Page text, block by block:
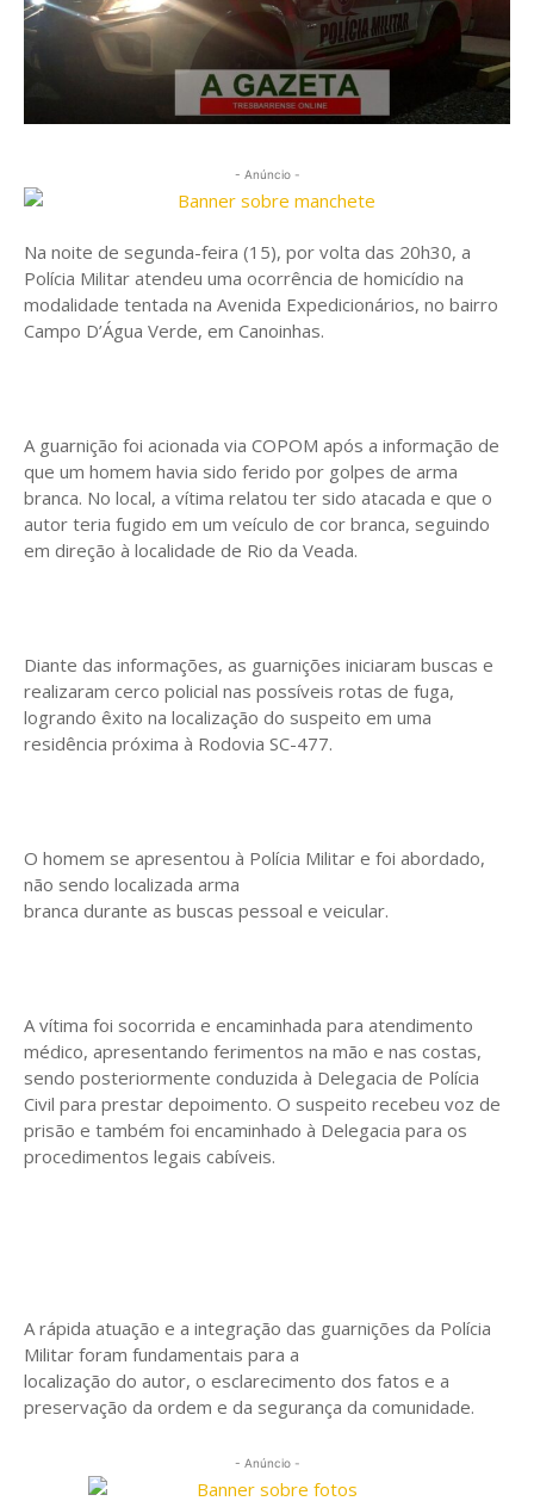
- Anúncio -
Na noite de segunda-feira (15), por volta das 20h30, a
Polícia Militar atendeu uma ocorrência de homicídio na
modalidade tentada na Avenida Expedicionários, no bairro
Campo D’Água Verde, em Canoinhas.
A guarnição foi acionada via COPOM após a informação de
que um homem havia sido ferido por golpes de arma
branca. No local, a vítima relatou ter sido atacada e que o
autor teria fugido em um veículo de cor branca, seguindo
em direção à localidade de Rio da Veada.
Diante das informações, as guarnições iniciaram buscas e
realizaram cerco policial nas possíveis rotas de fuga,
logrando êxito na localização do suspeito em uma
residência próxima à Rodovia SC-477.
O homem se apresentou à Polícia Militar e foi abordado,
não sendo localizada arma
branca durante as buscas pessoal e veicular.
A vítima foi socorrida e encaminhada para atendimento
médico, apresentando ferimentos na mão e nas costas,
sendo posteriormente conduzida à Delegacia de Polícia
Civil para prestar depoimento. O suspeito recebeu voz de
prisão e também foi encaminhado à Delegacia para os
procedimentos legais cabíveis.
A rápida atuação e a integração das guarnições da Polícia
Militar foram fundamentais para a
localização do autor, o esclarecimento dos fatos e a
preservação da ordem e da segurança da comunidade.
- Anúncio -